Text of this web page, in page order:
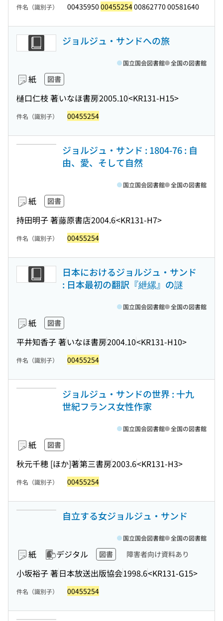
件名（識別子） 00435950 0045525400862770 00581640
ジョルジュ・サンドへの旅
紙 図書
樋口仁枝 著いなほ書房2005.10<KR131-H15>
国立国会図書館 全国の図書館
件名（識別子） 00455254
ジョルジュ・サンド : 1804-76 : 自
由、愛、そして自然
紙 図書
持田明子 著藤原書店2004.6<KR131-H7>
国立国会図書館 全国の図書館
件名（識別子） 00455254
日本におけるジョルジュ・サンド
: 日本最初の翻訳『紲縲』の謎
紙 図書
平井知香子 著いなほ書房2004.10<KR131-H10>
国立国会図書館 全国の図書館
件名（識別子） 00455254
ジョルジュ・サンドの世界 : 十九
世紀フランス女性作家
紙 図書
秋元千穂 [ほか]著第三書房2003.6<KR131-H3>
国立国会図書館 全国の図書館
件名（識別子） 00455254
自立する女ジョルジュ・サンド
紙 デジタル 図書 障害者向け資料あり
小坂裕子 著日本放送出版協会1998.6<KR131-G15>
国立国会図書館 全国の図書館
件名（識別子） 00455254